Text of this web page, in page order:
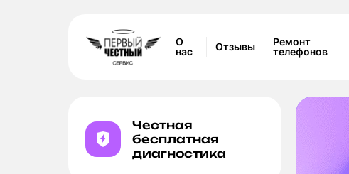
О
нас
Отзывы
Ремонт
телефонов
Честная
бесплатная
диагностика